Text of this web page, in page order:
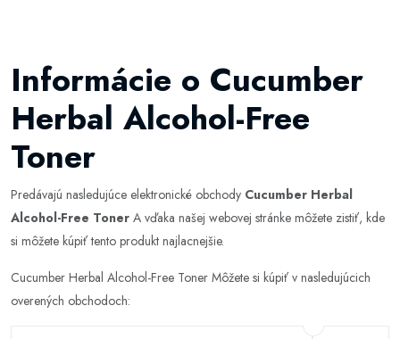
Informácie o Cucumber
Herbal Alcohol-Free
Toner
Predávajú nasledujúce elektronické obchody Cucumber Herbal
Alcohol-Free Toner A vďaka našej webovej stránke môžete zistiť, kde
si môžete kúpiť tento produkt najlacnejšie.
Cucumber Herbal Alcohol-Free Toner Môžete si kúpiť v nasledujúcich
overených obchodoch: